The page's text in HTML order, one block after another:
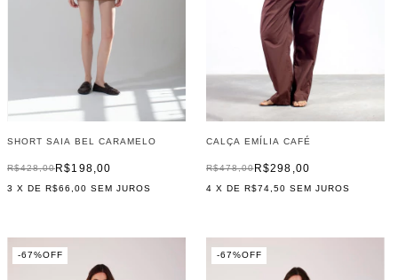
SHORT SAIA BEL CARAMELO
R$198,00
R$428,00
3 X DER$66,00 SEM JUROS
CALÇA EMÍLIA CAFÉ
R$298,00
R$478,00
4 X DE R$74,50 SEM JUROS
-67%OFF -67%OFF